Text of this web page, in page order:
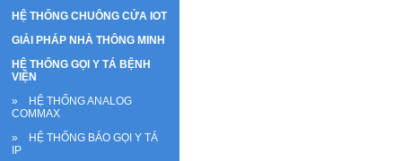
HỆ THỐNG CHUÔNG CỬA IOT
GIẢI PHÁP NHÀ THÔNG MINH
HỆ THỐNG GỌI Y TÁ BỆNH
VIỆN
» HỆ THỐNG ANALOG
COMMAX
» HỆ THỐNG BÁO GỌI Y TÁ
IP